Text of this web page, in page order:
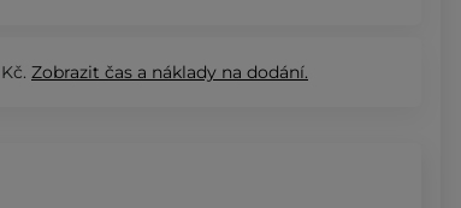
Zobrazit čas a náklady na dodání.